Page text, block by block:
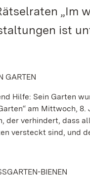
„Im
ist
GARTEN
Hilfe: Sein Garten
am Mittwoch,
der verhindert, dass
versteckt sind, und
BIENEN